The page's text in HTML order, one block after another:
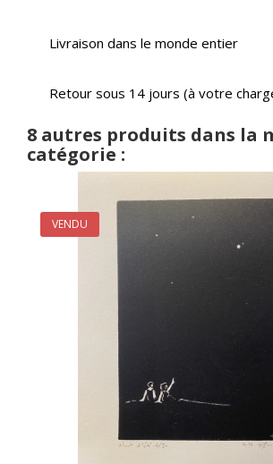
Livraison dans le monde entier
Retour sous 14 jours (à votre
8 autres produits dans la
catégorie :
VENDU